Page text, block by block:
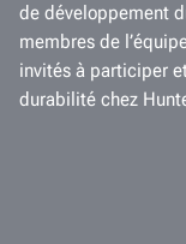
de développement
membres de
invités à participer
durabilité chez